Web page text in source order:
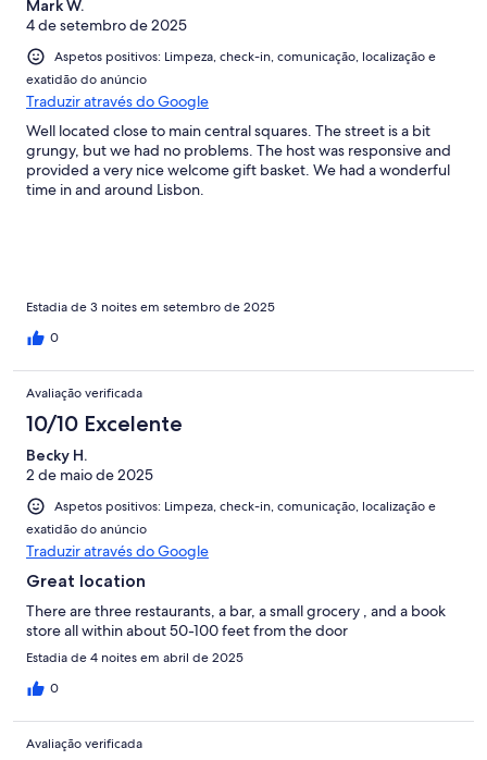
Mark W.
4 de setembro de 2025
Aspetos positivos: Limpeza, check-in, comunicação, localização e
exatidão do anúncio
Traduzir através do Google
Well located close to main central squares. The street is a bit
grungy, but we had no problems. The host was responsive and
provided a very nice welcome gift basket. We had a wonderful
time in and around Lisbon.
Estadia de 3 noites em setembro de 2025
0
Avaliação verificada
10/10 Excelente
Becky H.
2 de maio de 2025
Aspetos positivos: Limpeza, check-in, comunicação, localização e
exatidão do anúncio
Traduzir através do Google
Great location
There are three restaurants, a bar, a small grocery , and a book
store all within about 50-100 feet from the door
Estadia de 4 noites em abril de 2025
0
Avaliação verificada